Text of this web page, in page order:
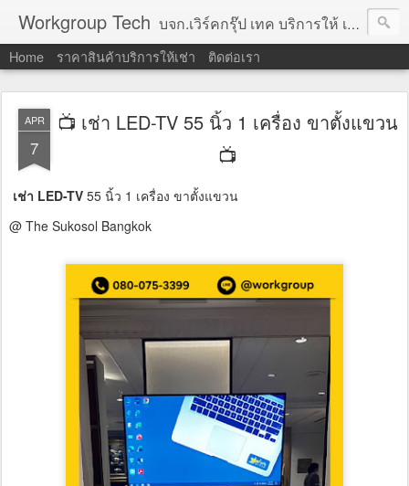
Workgroup Tech บจก.เวิร์คกรุ๊ป เทค บริการให้ เช่าคอมพิวเตอร์ โน้ตบุ๊ค โปรเจคเตอร์ ทีวีจอแบน จอทัชสกรีน ตู้คีออส วีดีโอวอล และอุปกรณ์อื่น ๆ บริการให้เช่าเป็น รายวัน
Home ราคาสินค้าบริการให้เช่า ติดต่อเรา
APR
7
📺 เช่า LED-TV 55 นิ้ว 1 เครื่อง ขาตั้งแขวน
📺
เช่า LED-TV 55 นิ้ว 1 เครื่อง ขาตั้งแขวน
@ The Sukosol Bangkok